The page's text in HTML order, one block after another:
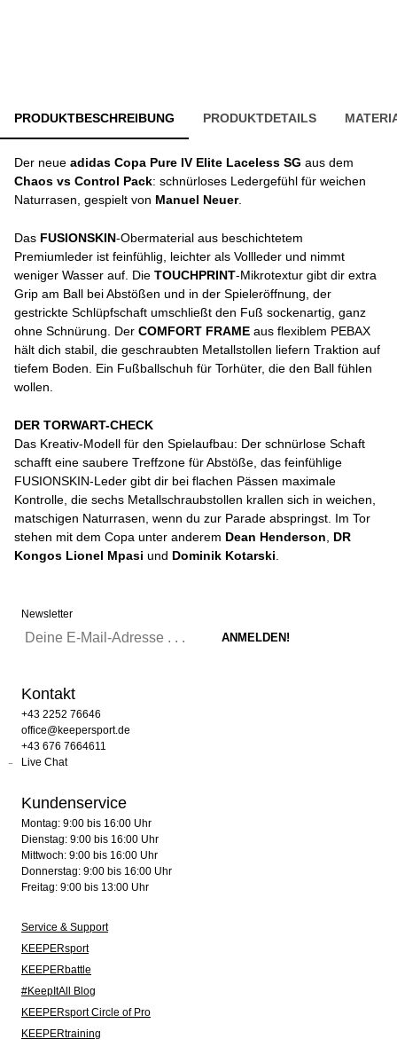
PRODUKTBESCHREIBUNG PRODUKTDETAILS
Der neue adidas Copa Pure IV Elite Laceless SG aus dem
Chaos vs Control Pack: schnürloses Ledergefühl für weichen
Naturrasen, gespielt von Manuel Neuer.
Das FUSIONSKIN-Obermaterial aus beschichtetem
Premiumleder ist feinfühlig, leichter als Vollleder und nimmt
weniger Wasser auf. Die TOUCHPRINT-Mikrotextur gibt dir extra
Grip am Ball bei Abstößen und in der Spieleröffnung, der
gestrickte Schlüpfschaft umschließt den Fuß sockenartig, ganz
ohne Schnürung. Der COMFORT FRAME aus flexiblem PEBAX
hält dich stabil, die geschraubten Metallstollen liefern Traktion auf
tiefem Boden. Ein Fußballschuh für Torhüter, die den Ball fühlen
wollen.
DER TORWART-CHECK
Das Kreativ-Modell für den Spielaufbau: Der schnürlose Schaft
schafft eine saubere Treffzone für Abstöße, das feinfühlige
FUSIONSKIN-Leder gibt dir bei flachen Pässen maximale
Kontrolle, die sechs Metallschraubstollen krallen sich in weichen,
matschigen Naturrasen, wenn du zur Parade abspringst. Im Tor
stehen mit dem Copa unter anderem Dean Henderson
DR
Kongos Lionel Mpasi und Dominik Kotarski
Newsletter
Kontakt
+43 2252 76646
office@keepersport.de
+43 676 7664611
Live Chat
Kundenservice
Montag: 9:00 bis 16:00 Uhr
Dienstag: 9:00 bis 16:00 Uhr
Mittwoch: 9:00 bis 16:00 Uhr
Donnerstag: 9:00 bis 16:00 Uhr
Freitag: 9:00 bis 13:00 Uhr
Service & Support
KEEPERsport
KEEPERbattle
#KeepItAll Blog
KEEPERsport Circle of Pro
KEEPERtraining